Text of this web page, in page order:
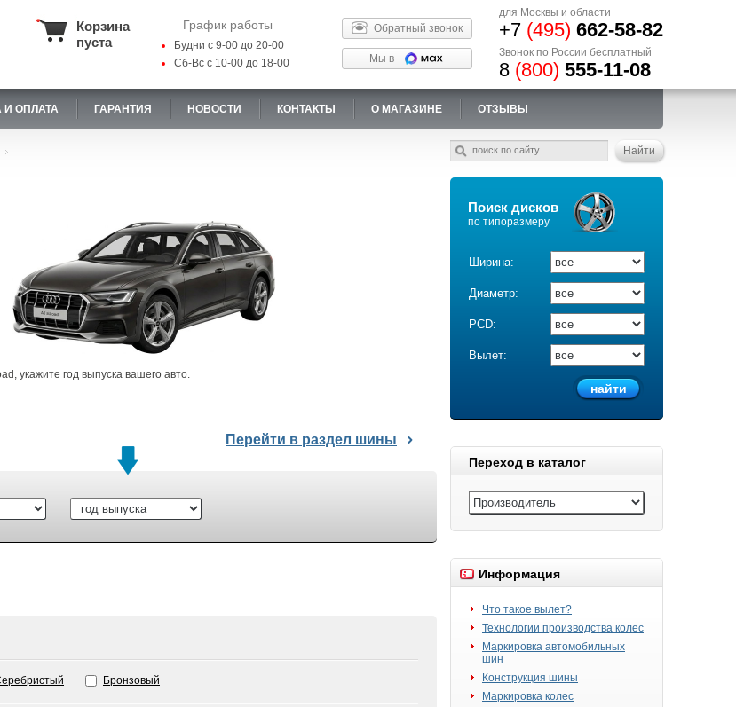
Корзина
пуста
График работы
Будни с 9-00 до 20-00
Сб-Вс с 10-00 до 18-00
Обратный звонок
Мы в
для Москвы и области
+7 (495) 662-58-82
Звонок по России бесплатный
8 (800) 555-11-08
И ОПЛАТА ГАРАНТИЯ НОВОСТИ КОНТАКТЫ О МАГАЗИНЕ ОТЗЫВЫ
Поиск дисков
по типоразмеру
Ширина:
Диаметр:
PCD:
Вылет:
Переход в каталог
Информация
Что такое вылет?
Технологии производства колес
Маркировка автомобильных
шин
Конструкция шины
Маркировка колес
укажите год выпуска вашего авто.
Перейти в раздел шины
Бронзовый